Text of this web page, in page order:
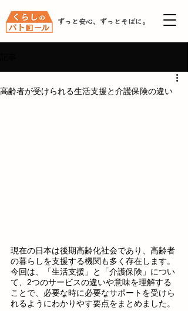
ずっと安心、ずっとそばに。
高齢者が受けられる生活支援と介護保険の違い
現在の日本は後期高齢化社会であり、高齢者
の暮らしを支援する機関も多く存在します。
今回は、「生活支援」と「介護保険」につい
て、2つのサービスの違いや意味を理解する
ことで、必要な時に必要なサポートを受けら
れるようにわかりやす要点をまとめました。